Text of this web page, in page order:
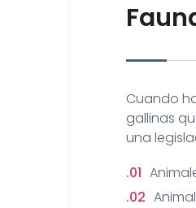
Cuando
gallinas
una